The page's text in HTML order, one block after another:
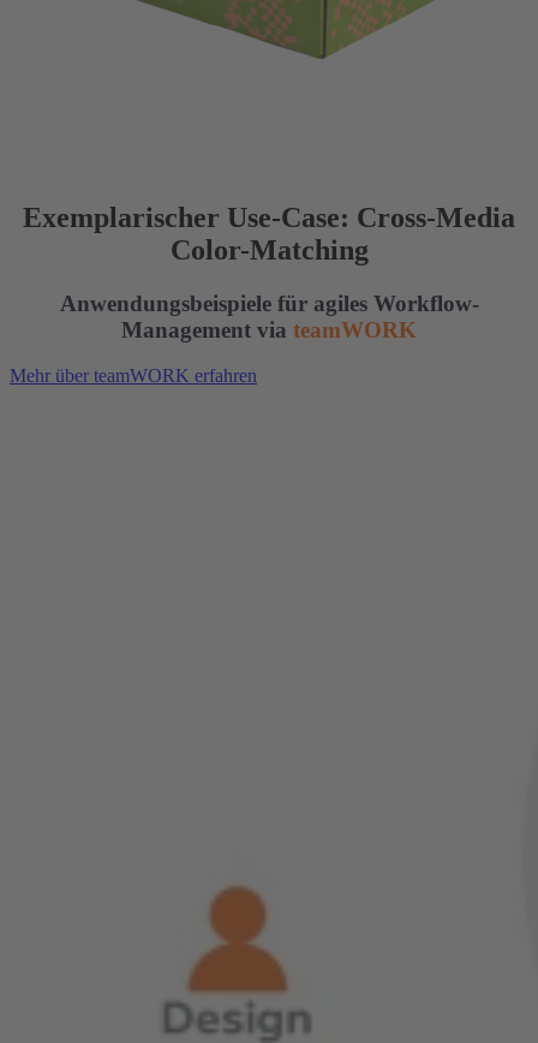
Exemplarischer Use-Case: Cross-Media
Color-Matching
Anwendungsbeispiele für agiles Workflow-
Management via teamWORK
Mehr über teamWORK erfahren